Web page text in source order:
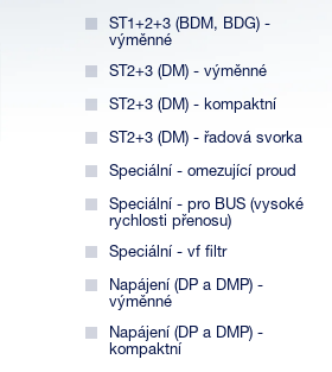
ST1+2+3 (BDM, BDG) -
výměnné
ST2+3 (DM) - výměnné
ST2+3 (DM) - kompaktní
ST2+3 (DM) - řadová svorka
Speciální - omezující proud
Speciální - pro BUS (vysoké
rychlosti přenosu)
Speciální - vf filtr
Napájení (DP a DMP) -
výměnné
Napájení (DP a DMP) -
kompaktní